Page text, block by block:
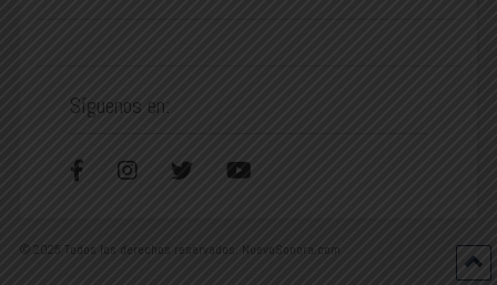
Síguenos en:
© 2025 Todos los derechos reservados. NuevoSonora.com